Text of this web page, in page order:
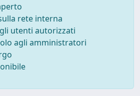
rete interna
utenti autorizzati
agli amministratori